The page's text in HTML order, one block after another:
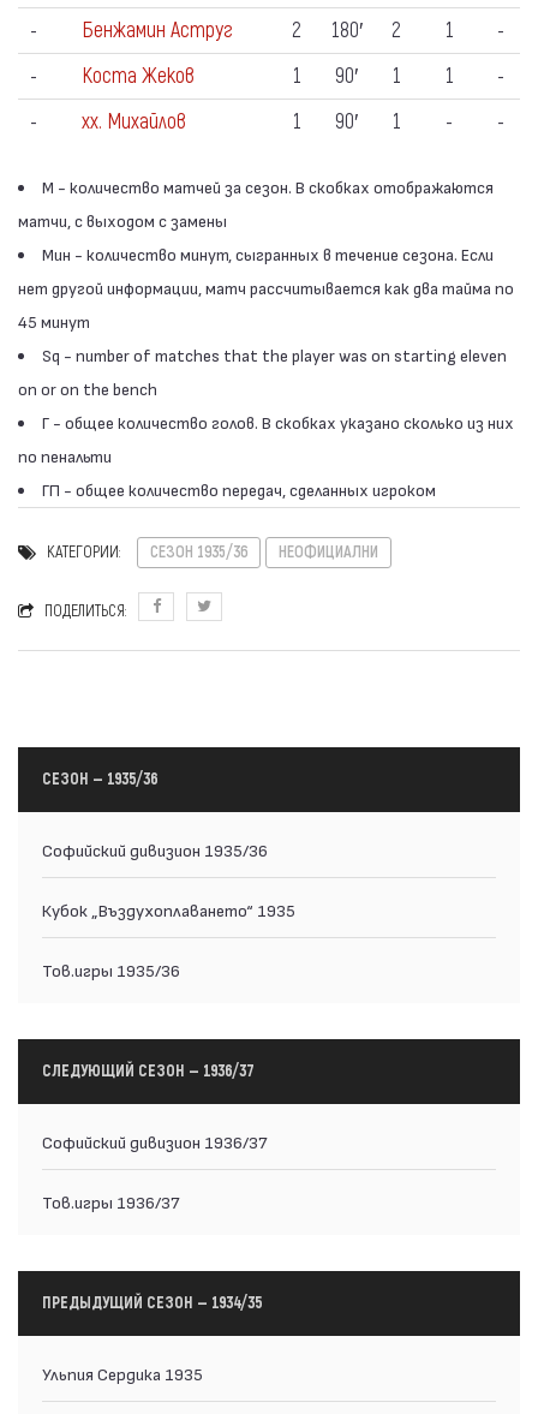
-
Бенжамин Аструг 2 180′ 2 1
-
-
Коста Жеков 1 90′ 1 1
-
-
хх. Михайлов 1 90′ 1 - -
М - количество матчей за сезон. В скобках отображаются
матчи, с выходом с замены
Мин - количество минут, сыгранных в течение сезона. Если
нет другой информации, матч рассчитывается как два тайма по
45 минут
Sq - number of matches that the player was on starting eleven
on or on the bench
Г - общее количество голов. В скобках указано сколько из них
по пенальти
ГП - общее количество передач, сделанных игроком
КАТЕГОРИИ: СЕЗОН 1935/36 НЕОФИЦИАЛНИ
ПОДЕЛИТЬСЯ:
СЕЗОН — 1935/36
Софийский дивизион 1935/36
Кубок „Въздухоплаването“ 1935
Тов.игры 1935/36
СЛЕДУЮЩИЙ СЕЗОН — 1936/37
Софийский дивизион 1936/37
Тов.игры 1936/37
ПРЕДЫДУЩИЙ СЕЗОН — 1934/35
Ульпия Сердика 1935